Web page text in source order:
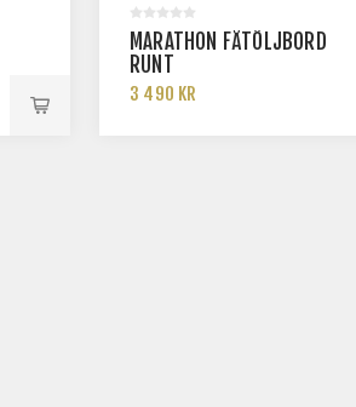
MARATHON FÅTÖLJBORD
RUNT
3 490 KR